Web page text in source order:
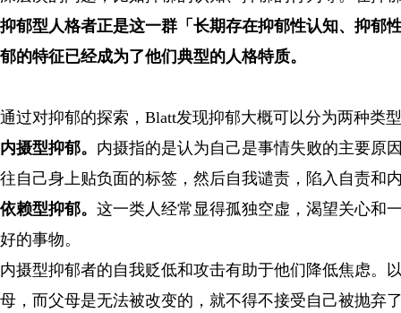
抑郁型人格者正是这一群「长期存在抑郁性认知、抑郁
郁的特征已经成为了他们典型的人格特质。
通过对抑郁的探索，Blatt发现抑郁大概可以分为两种类
内摄型抑郁。 内摄指的是认为自己是事情失败的主要原
往自己身上贴负面的标签，然后自我谴责，陷入自责和
依赖型抑郁。 这一类人经常显得孤独空虚，渴望关心和
好的事物。
内摄型抑郁者的自我贬低和攻击有助于他们降低焦虑。
母，而父母是无法被改变的，就不得不接受自己被抛